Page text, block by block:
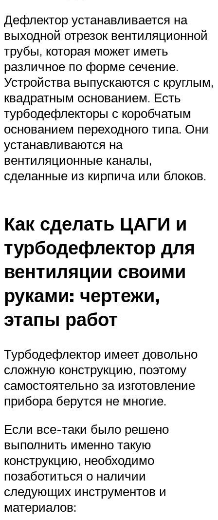
Дефлектор устанавливается на
выходной отрезок вентиляционной
трубы, которая может иметь
различное по форме сечение.
Устройства выпускаются с круглым,
квадратным основанием. Есть
турбодефлекторы с коробчатым
основанием переходного типа. Они
устанавливаются на
вентиляционные каналы,
сделанные из кирпича или блоков.
Как сделать ЦАГИ и
турбодефлектор для
вентиляции своими
руками: чертежи,
этапы работ
Турбодефлектор имеет довольно
сложную конструкцию, поэтому
самостоятельно за изготовление
прибора берутся не многие.
Если все-таки было решено
выполнить именно такую
конструкцию, необходимо
позаботиться о наличии
следующих инструментов и
материалов: